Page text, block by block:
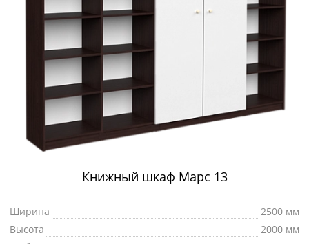
Книжный шкаф Марс 13
Ширина
2500 мм
Высота
2000 мм